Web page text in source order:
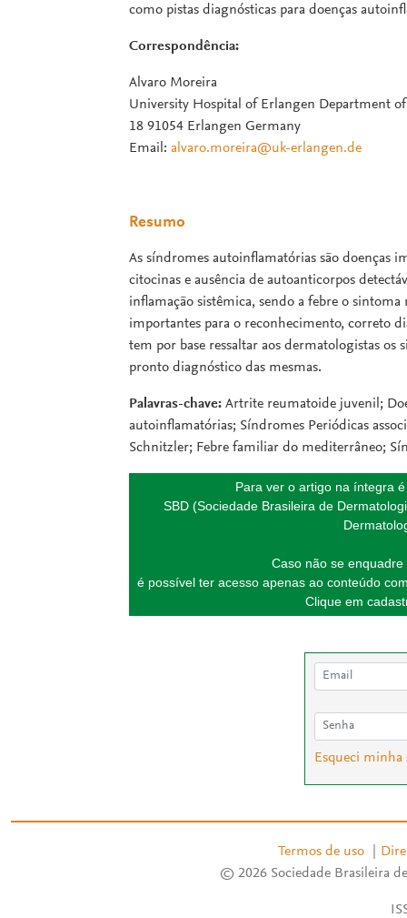
como pistas diagnósticas para doenças
Correspondência:
Alvaro Moreira
University Hospital of Erlangen Department
18 91054 Erlangen Germany
Email: alvaro.moreira@uk-erlangen.de
Resumo
As síndromes autoinflamatórias são doenças
citocinas e ausência de autoanticorpos
inflamação sistêmica, sendo a febre o
importantes para o reconhecimento, correto
tem por base ressaltar aos dermatologistas os
pronto diagnóstico das mesmas.
Palavras-chave: Artrite reumatoide juvenil;
autoinflamatórias; Síndromes Periódicas
Schnitzler; Febre familiar do mediterrâneo;
Para ver o artigo na íntegra
SBD (Sociedade Brasileira de
Caso não se
é possível ter acesso apenas ao conteúdo
Clique em
Esqueci minha
Termos de uso
© 2026 Sociedade Brasileira